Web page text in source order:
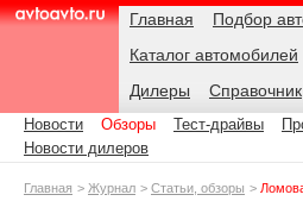
AvtoAvto.ru
Навигация Главная
Подбор
Каталог автомобилей
Дилеры
Справочник
Подразделы
Новости Обзоры Тест-драйвы
Новости дилеров
Родительские
Главная Журнал Статьи, обзоры
Дата: